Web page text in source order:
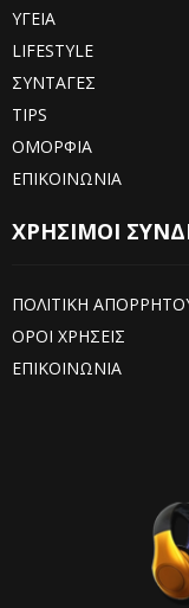
ΥΓΕΙΑ
LIFESTYLE
ΣΥΝΤΑΓΕΣ
TIPS
ΟΜΟΡΦΙΑ
ΕΠΙΚΟΙΝΩΝΙΑ
ΧΡΗΣΙΜΟΙ
ΠΟΛΙΤΙΚΗ
ΟΡΟΙ ΧΡΗΣΕΙΣ
ΕΠΙΚΟΙΝΩΝΙΑ